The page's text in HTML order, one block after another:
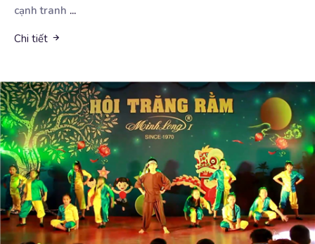
cạnh tranh ...
Chi tiết